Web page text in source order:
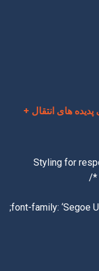
های انتقال +
/* Styling for
font-family: ‘Segoe